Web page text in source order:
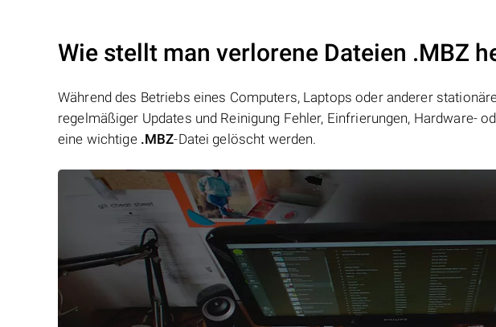
Wie stellt man verlorene Dateien .MBZ
Während des Betriebs eines Computers, Laptops oder anderer
regelmäßiger Updates und Reinigung Fehler, Einfrierungen, Hardware-
eine wichtige .MBZ-Datei gelöscht werden.